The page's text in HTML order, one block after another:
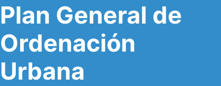
Plan General de
Ordenación
Urbana